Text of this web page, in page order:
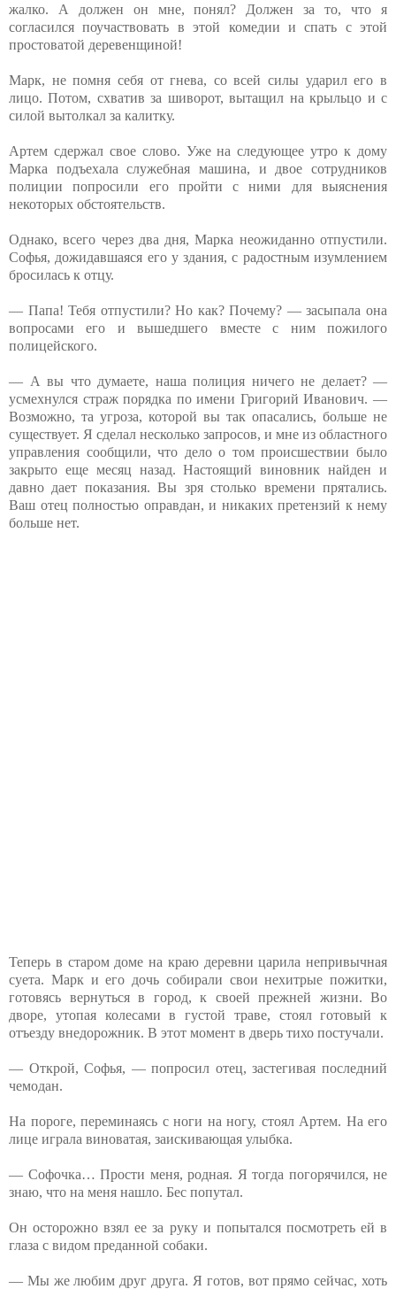
жалко. А должен он мне, понял? Должен за то, что я
согласился поучаствовать в этой комедии и спать с этой
простоватой деревенщиной!
Марк, не помня себя от гнева, со всей силы ударил его в
лицо. Потом, схватив за шиворот, вытащил на крыльцо и с
силой вытолкал за калитку.
Артем сдержал свое слово. Уже на следующее утро к дому
Марка подъехала служебная машина, и двое сотрудников
полиции попросили его пройти с ними для выяснения
некоторых обстоятельств.
Однако, всего через два дня, Марка неожиданно отпустили.
Софья, дожидавшаяся его у здания, с радостным изумлением
бросилась к отцу.
— Папа! Тебя отпустили? Но как? Почему? — засыпала она
вопросами его и вышедшего вместе с ним пожилого
полицейского.
— А вы что думаете, наша полиция ничего не делает? —
усмехнулся страж порядка по имени Григорий Иванович. —
Возможно, та угроза, которой вы так опасались, больше не
существует. Я сделал несколько запросов, и мне из областного
управления сообщили, что дело о том происшествии было
закрыто еще месяц назад. Настоящий виновник найден и
давно дает показания. Вы зря столько времени прятались.
Ваш отец полностью оправдан, и никаких претензий к нему
больше нет.
Теперь в старом доме на краю деревни царила непривычная
суета. Марк и его дочь собирали свои нехитрые пожитки,
готовясь вернуться в город, к своей прежней жизни. Во
дворе, утопая колесами в густой траве, стоял готовый к
отъезду внедорожник. В этот момент в дверь тихо постучали.
— Открой, Софья, — попросил отец, застегивая последний
чемодан.
На пороге, переминаясь с ноги на ногу, стоял Артем. На его
лице играла виноватая, заискивающая улыбка.
— Софочка… Прости меня, родная. Я тогда погорячился, не
знаю, что на меня нашло. Бес попутал.
Он осторожно взял ее за руку и попытался посмотреть ей в
глаза с видом преданной собаки.
— Мы же любим друг друга. Я готов, вот прямо сейчас, хоть